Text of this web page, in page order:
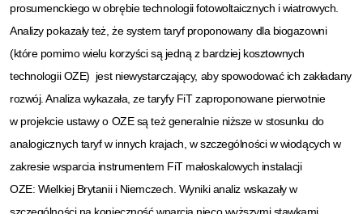
prosumenckiego w obrębie technologii fotowoltaicznych i wiatrowych.
Analizy pokazały też, że system taryf proponowany dla biogazowni
(które pomimowielu korzyści są jedną z bardziej kosztownych
technologii OZE) jest niewystarczający, aby spowodować ich zakładany
rozwój. Analiza wykazała, ze taryfy FiT zaproponowane pierwotnie
w projekcie ustawy o OZE są też generalnie niższe w stosunku do
analogicznych taryf w innych krajach, w szczególności w wiodących w
zakresie wsparcia instrumentem FiT małoskalowych instalacji
OZE: Wielkiej Brytanii i Niemczech. Wyniki analiz wskazały w
szczególności na konieczność wparcia nieco wyższymi stawkami